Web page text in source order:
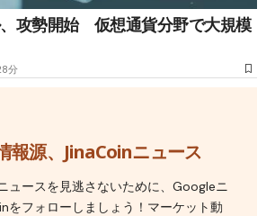
攻勢開始 仮想通貨分野で大規模
分
報源、JinaCoinニュース
ュースを見逃さないために、Googleニ
をフォローしましょう！マーケット動